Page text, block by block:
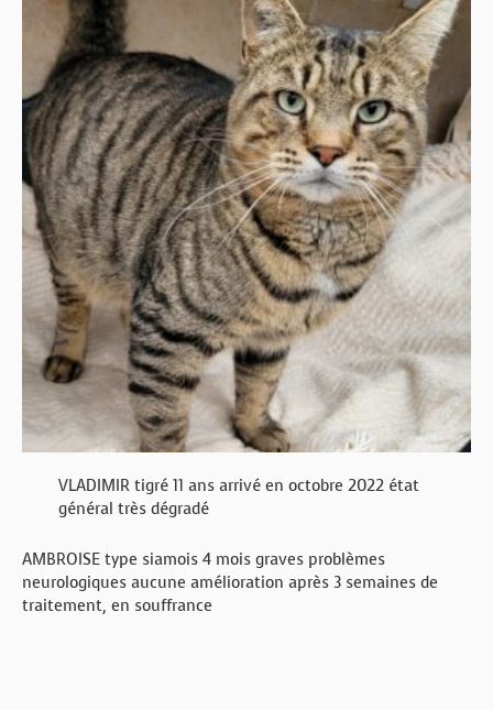
VLADIMIR tigré 11 ans arrivé en octobre 2022 état
général très dégradé
AMBROISE type siamois 4 mois graves problèmes
neurologiques aucune amélioration après 3 semaines de
traitement, en souffrance